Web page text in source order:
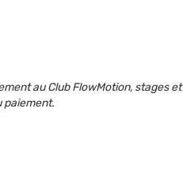
au Club FlowMotion, stages
paiement.